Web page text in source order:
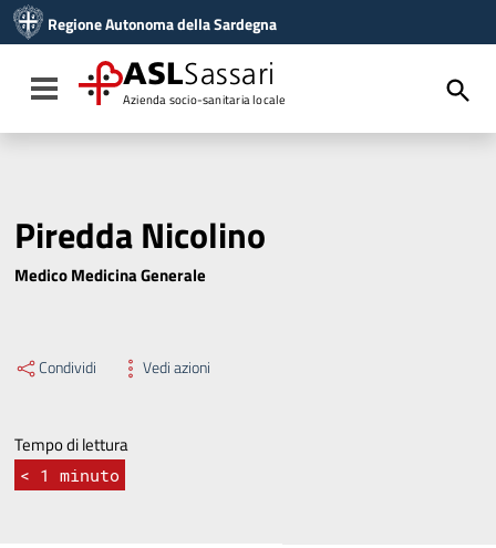
Vai al menu di navigazione
Vai al footer
Regione Autonoma della Sardegna
Toggle navigation
ASLSassari
Azienda socio-sanitaria locale
Piredda Nicolino
Medico Medicina Generale
Condividi Vedi azioni
Tempo di lettura
< 1 minuto